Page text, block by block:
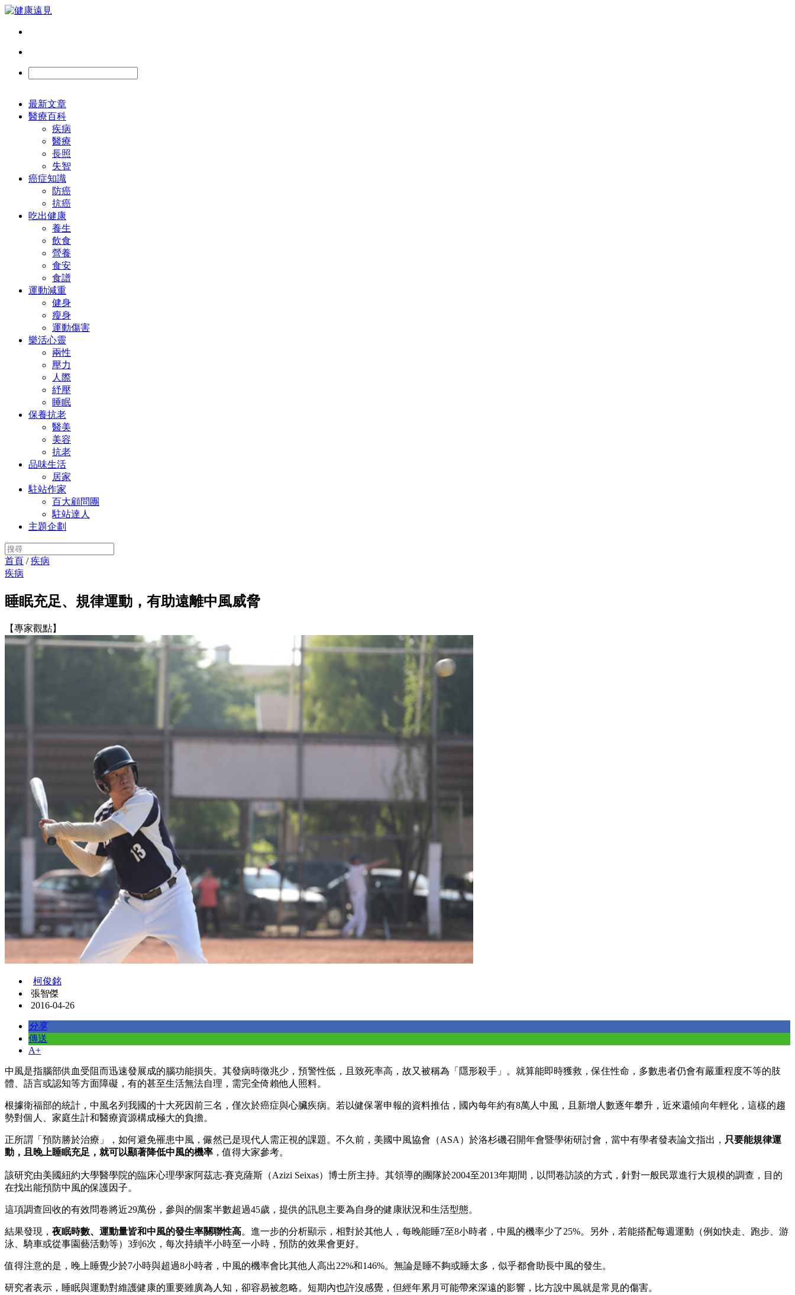
最新文章
醫療百科
疾病
醫療
長照
失智
癌症知識
防癌
抗癌
吃出健康
養生
飲食
營養
食安
食譜
運動減重
健身
瘦身
運動傷害
樂活心靈
兩性
壓力
人際
紓壓
睡眠
保養抗老
醫美
美容
抗老
品味生活
居家
駐站作家
百大顧問團
駐站達人
主題企劃
首頁 /疾病
疾病
睡眠充足、規律運動，有助遠離中風威脅
【專家觀點】
柯俊銘
張智傑
2016-04-26
分享
傳送
A+
中風是指腦部供血受阻而迅速發展成的腦功能損失。其發病時徵兆少，預警性低，且致死率高，故又被稱為「隱形殺手」。就算能即時獲救，保住性命，多數患者仍會有嚴重程度不等的肢
體、語言或認知等方面障礙，有的甚至生活無法自理，需完全倚賴他人照料。
根據衛福部的統計，中風名列我國的十大死因前三名，僅次於癌症與心臟疾病。若以健保署申報的資料推估，國內每年約有8萬人中風，且新增人數逐年攀升，近來還傾向年輕化，這樣的趨
勢對個人、家庭生計和醫療資源構成極大的負擔。
正所謂「預防勝於治療」，如何避免罹患中風，儼然已是現代人需正視的課題。不久前，美國中風協會（ASA）於洛杉磯召開年會暨學術研討會，當中有學者發表論文指出， 只要能規律運
動，且晚上睡眠充足，就可以顯著降低中風的機率 ，值得大家參考。
該研究由美國紐約大學醫學院的臨床心理學家阿茲志‧賽克薩斯（Azizi Seixas）博士所主持。其領導的團隊於2004至2013年期間，以問卷訪談的方式，針對一般民眾進行大規模的調查，目的
在找出能預防中風的保護因子。
這項調查回收的有效問卷將近29萬份，參與的個案半數超過45歲，提供的訊息主要為自身的健康狀況和生活型態。
結果發現， 夜眠時數、運動量皆和中風的發生率關聯性高。進一步的分析顯示，相對於其他人，每晚能睡7至8小時者，中風的機率少了25%。另外，若能搭配每週運動（例如快走、跑步、游
泳、騎車或從事園藝活動等）3到6次，每次持續半小時至一小時，預防的效果會更好。
值得注意的是，晚上睡覺少於7小時與超過8小時者，中風的機率會比其他人高出22%和146%。無論是睡不夠或睡太多，似乎都會助長中風的發生。
研究者表示，睡眠與運動對維護健康的重要雖廣為人知，卻容易被忽略。短期內也許沒感覺，但經年累月可能帶來深遠的影響，比方說中風就是常見的傷害。